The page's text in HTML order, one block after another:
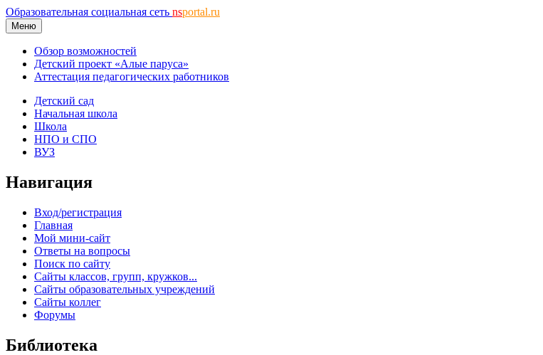
Образовательная социальная сеть nsportal.ru
Меню
Обзор возможностей
Детский проект «Алые паруса»
Аттестация педагогических работников
Детский сад
Начальная школа
Школа
НПО и СПО
ВУЗ
Навигация
Вход/регистрация
Главная
Мой мини-сайт
Ответы на вопросы
Поиск по сайту
Сайты классов, групп, кружков...
Сайты образовательных учреждений
Сайты коллег
Форумы
Библиотека